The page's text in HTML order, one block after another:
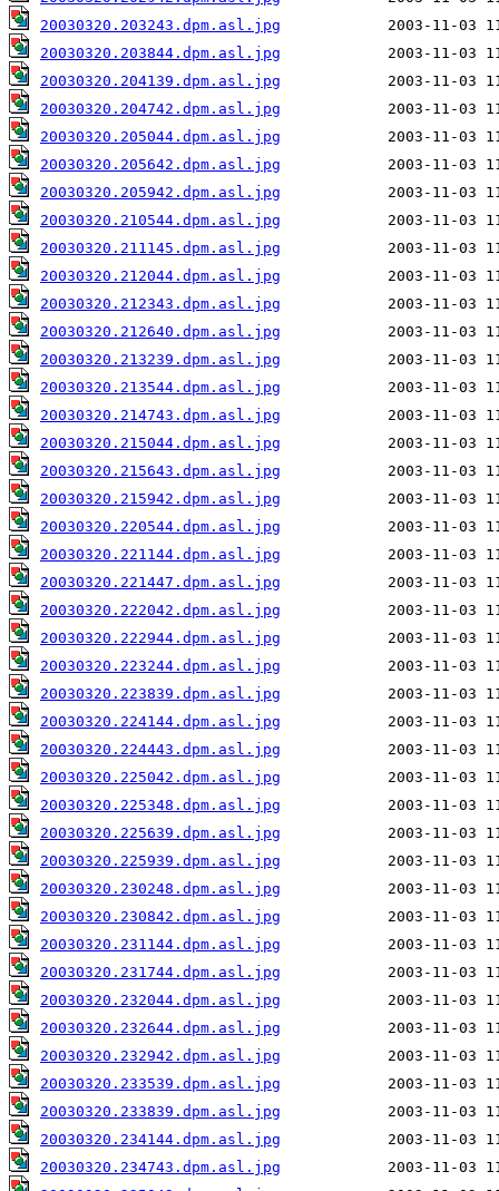
20030320.203243.dpm.asl.jpg
20030320.203844.dpm.asl.jpg
20030320.204139.dpm.asl.jpg
20030320.204742.dpm.asl.jpg
20030320.205044.dpm.asl.jpg
20030320.205642.dpm.asl.jpg
20030320.205942.dpm.asl.jpg
20030320.210544.dpm.asl.jpg
20030320.211145.dpm.asl.jpg
20030320.212044.dpm.asl.jpg
20030320.212343.dpm.asl.jpg
20030320.212640.dpm.asl.jpg
20030320.213239.dpm.asl.jpg
20030320.213544.dpm.asl.jpg
20030320.214743.dpm.asl.jpg
20030320.215044.dpm.asl.jpg
20030320.215643.dpm.asl.jpg
20030320.215942.dpm.asl.jpg
20030320.220544.dpm.asl.jpg
20030320.221144.dpm.asl.jpg
20030320.221447.dpm.asl.jpg
20030320.222042.dpm.asl.jpg
20030320.222944.dpm.asl.jpg
20030320.223244.dpm.asl.jpg
20030320.223839.dpm.asl.jpg
20030320.224144.dpm.asl.jpg
20030320.224443.dpm.asl.jpg
20030320.225042.dpm.asl.jpg
20030320.225348.dpm.asl.jpg
20030320.225639.dpm.asl.jpg
20030320.225939.dpm.asl.jpg
20030320.230248.dpm.asl.jpg
20030320.230842.dpm.asl.jpg
20030320.231144.dpm.asl.jpg
20030320.231744.dpm.asl.jpg
20030320.232044.dpm.asl.jpg
20030320.232644.dpm.asl.jpg
20030320.232942.dpm.asl.jpg
20030320.233539.dpm.asl.jpg
20030320.233839.dpm.asl.jpg
20030320.234144.dpm.asl.jpg
20030320.234743.dpm.asl.jpg